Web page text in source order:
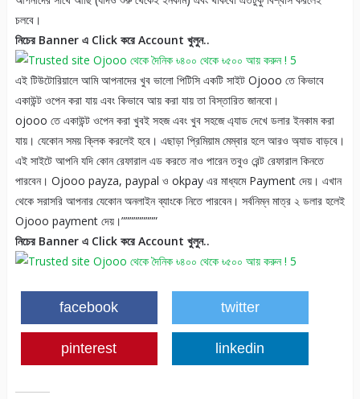
চলবে।
নিচের Banner এ Click করে Account খুলুন..
এই টিউটোরিয়ালে আমি আপনাদের খুব ভালো পিটিসি একটি সাইট Ojooo তে কিভাবে
একাউন্ট ওপেন করা যায় এবং কিভাবে আয় করা যায় তা বিস্তারিত জানবো।
ojooo তে একাউন্ট ওপেন করা খুবই সহজ এবং খুব সহজে এ্যাড দেখে ডলার ইনকাম করা
যায়। যেকোন সময় ক্লিক করলেই হবে। এছাড়া প্রিমিয়াম মেম্বার হলে আরও অ্যাড বাড়বে।
এই সাইটে আপনি যদি কোন রেফারাল এড করতে নাও পারেন তবুও রেন্ট রেফারাল কিনতে
পারবেন। Ojooo payza, paypal ও okpay এর মাধ্যমে Payment দেয়। এখান
থেকে সরাসরি আপনার যেকোন অনলাইন ব্যাংকে নিতে পারবেন। সর্বনিম্ন মাত্র ২ ডলার হলেই
Ojooo payment দেয়।”””””””””
নিচের Banner এ Click করে Account খুলুন..
facebook twitter
pinterest linkedin